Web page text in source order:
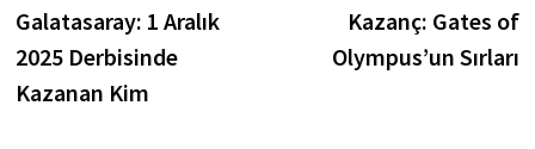
Galatasaray: 1 Aralık
2025 Derbisinde
Kazanan Kim
Kazanç: Gates of
Olympus’un Sırları